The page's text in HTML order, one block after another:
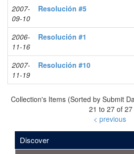
2007-
09-10
Resolución #5
2006-
11-16
Resolución #1
2007-
11-19
Resolución #10
Collection's Items (Sorted by Submit
21 to 27 of 27
< previous
Discover